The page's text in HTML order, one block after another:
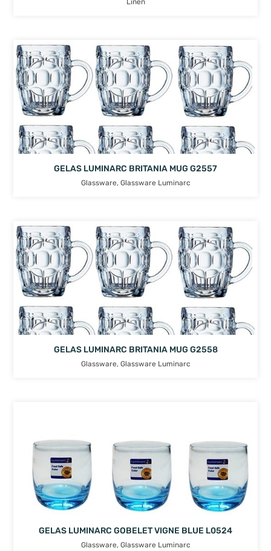
Linen
GELAS LUMINARC BRITANIA MUG G2557
Glassware, Glassware Luminarc
GELAS LUMINARC BRITANIA MUG G2558
Glassware, Glassware Luminarc
GELAS LUMINARC GOBELET VIGNE BLUE L0524
Glassware, Glassware Luminarc